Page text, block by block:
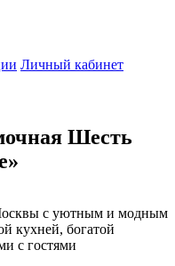
Личный кабинет
Шесть
с уютным и модным
кухней, богатой
с гостями